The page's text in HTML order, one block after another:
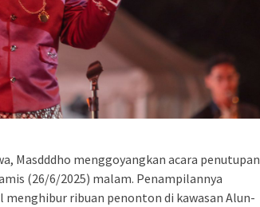
Masdddho menggoyangkan acara penutupan
(26/6/2025) malam. Penampilannya
ribuan penonton di kawasan Alun-